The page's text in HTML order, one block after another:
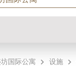
国际公寓 设施